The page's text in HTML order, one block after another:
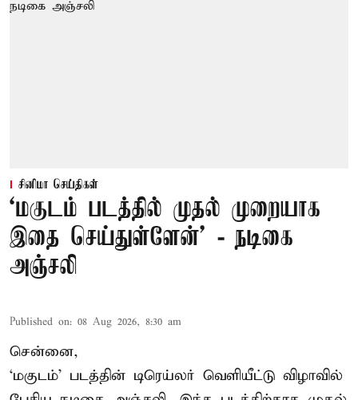
சினிமா செய்திகள்
‘மகுடம் படத்தில் முதல் முறையாக
இதை செய்துள்ளேன்’ - நடிகை
அஞ்சலி
Published on: 08 Aug 2026, 8:30 am
சென்னை,
‘மகுடம்’ படத்தின் டிரெய்லர் வெளியீட்டு விழாவில்